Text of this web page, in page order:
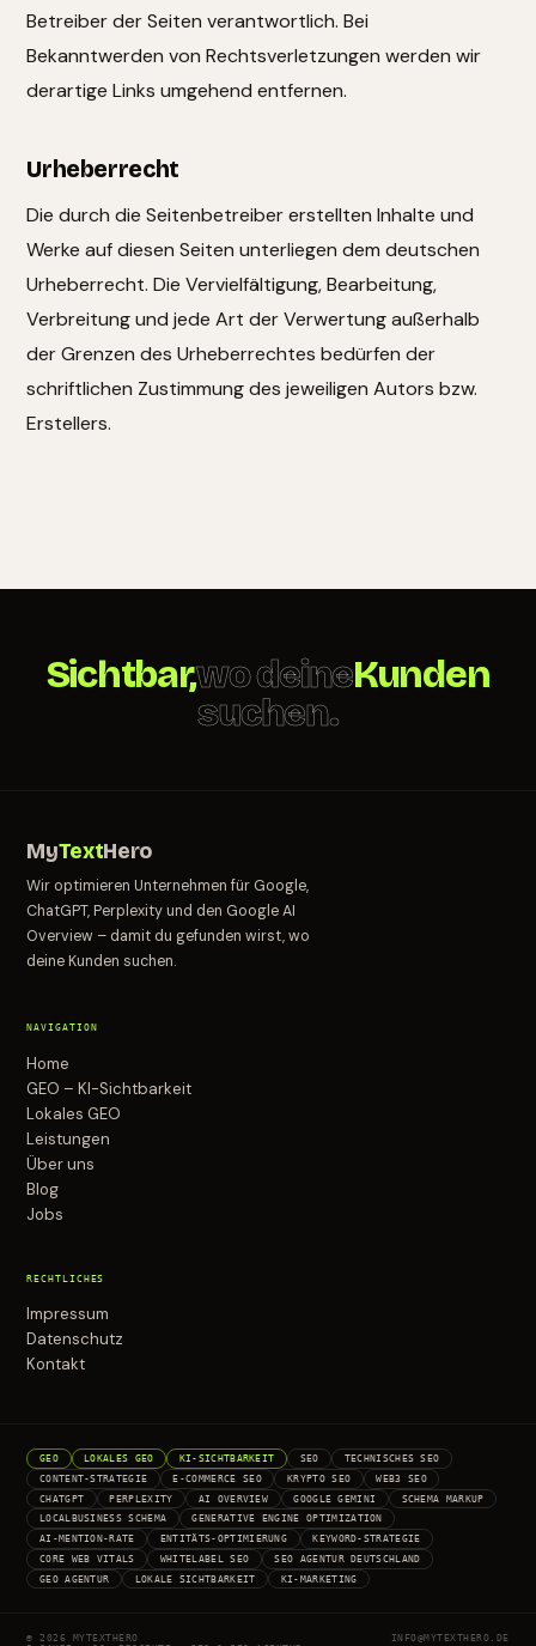
Betreiber der Seiten verantwortlich. Bei
Bekanntwerden von Rechtsverletzungen werden wir
derartige Links umgehend entfernen.
Urheberrecht
Die durch die Seitenbetreiber erstellten Inhalte und
Werke auf diesen Seiten unterliegen dem deutschen
Urheberrecht. Die Vervielfältigung, Bearbeitung,
Verbreitung und jede Art der Verwertung außerhalb
der Grenzen des Urheberrechtes bedürfen der
schriftlichen Zustimmung des jeweiligen Autors bzw.
Erstellers.
Sichtbar,wo deineKunden
suchen.
MyTextHero
Wir optimieren Unternehmen für Google,
ChatGPT, Perplexity und den Google AI
Overview – damit du gefunden wirst, wo
deine Kunden suchen.
NAVIGATION
Home
GEO – KI-Sichtbarkeit
Lokales GEO
Leistungen
Über uns
Blog
Jobs
RECHTLICHES
Impressum
Datenschutz
Kontakt
GEO LOKALES GEO KI-SICHTBARKEIT SEO
TECHNISCHES SEO
CONTENT-STRATEGIE
E-COMMERCE SEO KRYPTO SEO
WEB3 SEO
CHATGPT
PERPLEXITY AI OVERVIEW GOOGLE GEMINI
SCHEMA MARKUP
LOCALBUSINESS SCHEMA
GENERATIVE ENGINE OPTIMIZATION
AI-MENTION-RATE
ENTITÄTS-OPTIMIERUNG
KEYWORD-STRATEGIE
CORE WEB VITALS
WHITELABEL SEO
SEO AGENTUR DEUTSCHLAND
GEO AGENTUR
LOKALE SICHTBARKEIT KI-MARKETING
© 2026 MYTEXTHERO
INFO@MYTEXTHERO.DE